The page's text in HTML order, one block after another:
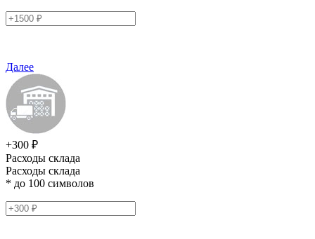
Далее
+300 ₽
Расходы склада
Расходы склада
* до 100 символов